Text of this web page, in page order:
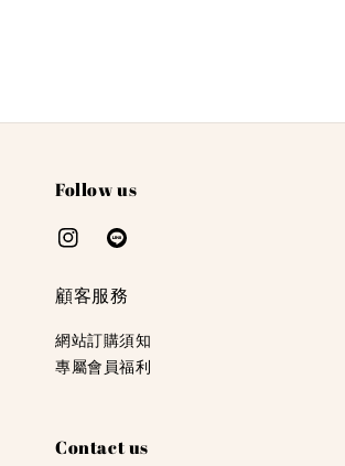
Follow us
顧客服務
網站訂購須知
專屬會員福利
Contact us